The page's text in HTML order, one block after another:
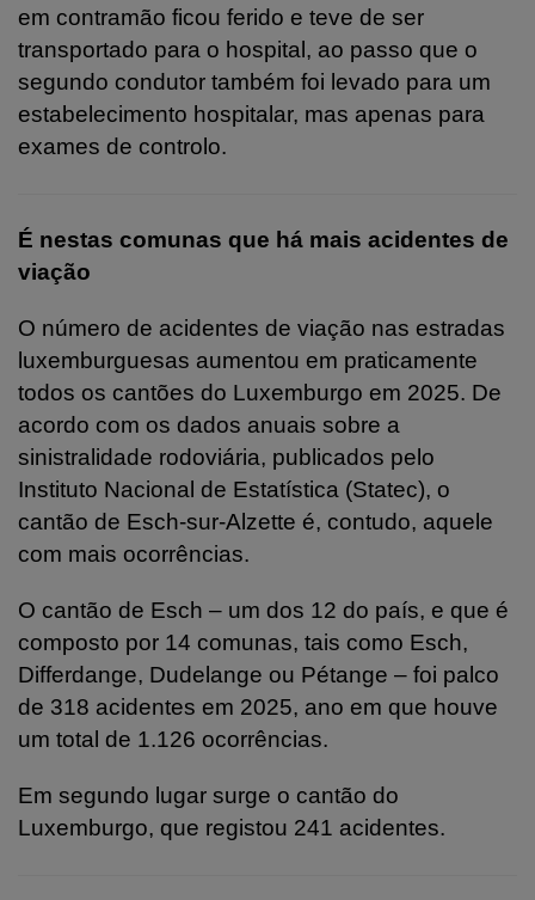
em contramão ficou ferido e teve de ser
transportado para o hospital, ao passo que o
segundo condutor também foi levado para um
estabelecimento hospitalar, mas apenas para
exames de controlo.
É nestas comunas que há mais acidentes de
viação
O número de acidentes de viação nas estradas
luxemburguesas aumentou em praticamente
todos os cantões do Luxemburgo em 2025. De
acordo com os dados anuais sobre a
sinistralidade rodoviária, publicados pelo
Instituto Nacional de Estatística (Statec), o
cantão de Esch-sur-Alzette é, contudo, aquele
com mais ocorrências.
O cantão de Esch – um dos 12 do país, e que é
composto por 14 comunas, tais como Esch,
Differdange, Dudelange ou Pétange – foi palco
de 318 acidentes em 2025, ano em que houve
um total de 1.126 ocorrências.
Em segundo lugar surge o cantão do
Luxemburgo, que registou 241 acidentes.